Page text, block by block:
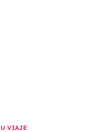
VIAJE